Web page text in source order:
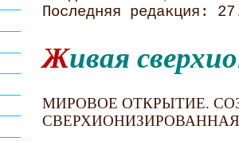
Живая
МИРОВОЕ ОТКРЫТИЕ.